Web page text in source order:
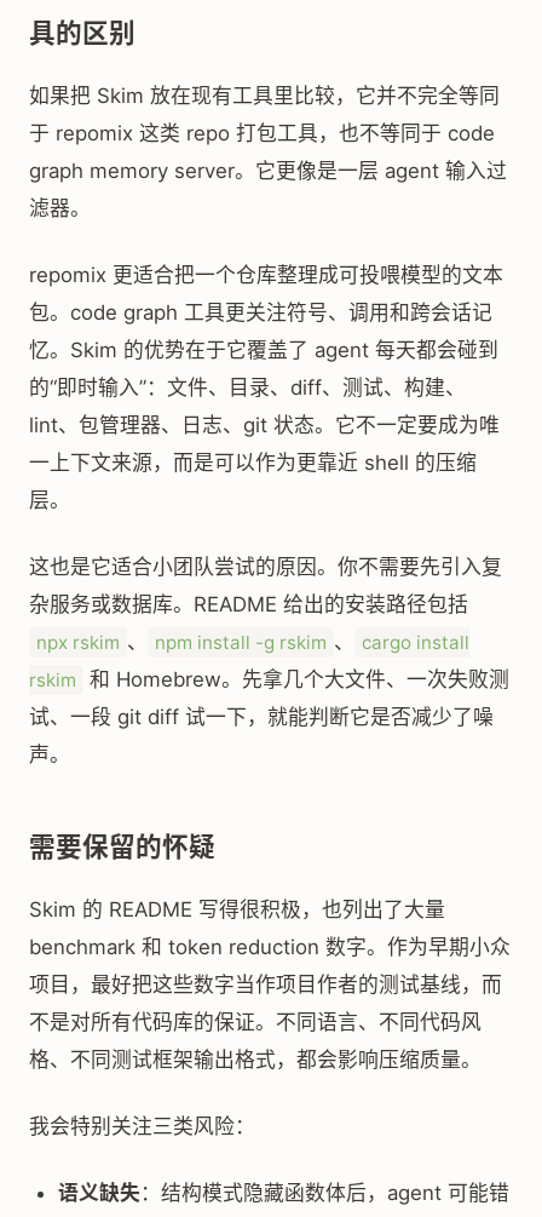
具的区别
如果把 Skim 放在现有工具里比较，它并不完全等同
于 repomix 这类 repo 打包工具，也不等同于 code
graph memory server。它更像是一层 agent 输入过
滤器。
repomix 更适合把一个仓库整理成可投喂模型的文本
包。code graph 工具更关注符号、调用和跨会话记
忆。Skim 的优势在于它覆盖了 agent 每天都会碰到
的“即时输入”：文件、目录、diff、测试、构建、
lint、包管理器、日志、git 状态。它不一定要成为唯
一上下文来源，而是可以作为更靠近 shell 的压缩
层。
这也是它适合小团队尝试的原因。你不需要先引入复
杂服务或数据库。README 给出的安装路径包括
npx rskim 、 npm install -g rskim 、
cargo install
rskim
和 Homebrew。先拿几个大文件、一次失败测
试、一段 git diff 试一下，就能判断它是否减少了噪
声。
需要保留的怀疑
Skim 的 README 写得很积极，也列出了大量
benchmark 和 token reduction 数字。作为早期小众
项目，最好把这些数字当作项目作者的测试基线，而
不是对所有代码库的保证。不同语言、不同代码风
格、不同测试框架输出格式，都会影响压缩质量。
我会特别关注三类风险：
语义缺失 ：结构模式隐藏函数体后，agent 可能错